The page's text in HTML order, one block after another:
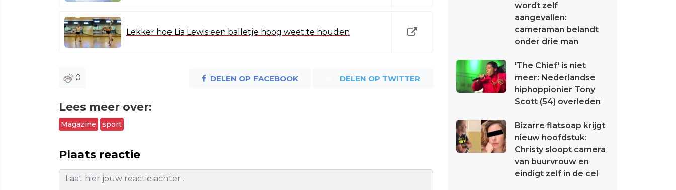
Lekker hoe Lia Lewis een balletje hoog weet te houden
0 DELEN OP FACEBOOK DELEN OP TWITTER
Lees meer over:
Magazine sport
Plaats reactie
wordt zelf
aangevallen:
cameraman belandt
onder drie man
'The Chief' is niet
meer: Nederlandse
hiphoppionier Tony
Scott (54) overleden
Bizarre flatsoap krijgt
nieuw hoofdstuk:
Christy sloopt camera
van buurvrouw en
eindigt zelf in de cel